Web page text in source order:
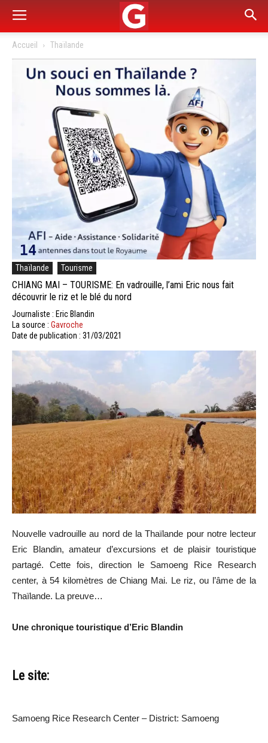
Accueil Thaïlande
Thaïlande Tourisme
CHIANG MAI – TOURISME: En vadrouille, l’ami Eric nous fait
découvrir le riz et le blé du nord
Journaliste : Eric Blandin
La source : Gavroche
Date de publication : 31/03/2021
Nouvelle vadrouille au nord de la Thaïlande pour notre lecteur
Eric Blandin, amateur d’excursions et de plaisir touristique
partagé. Cette fois, direction le Samoeng Rice Research
center, à 54 kilomètres de Chiang Mai. Le riz, ou l’âme de la
Thaïlande. La preuve…
Une chronique touristique d’Eric Blandin
Le site:
Samoeng Rice Research Center – District: Samoeng